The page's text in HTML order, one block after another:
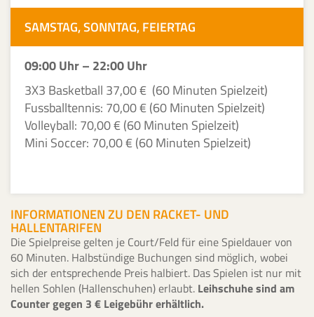
SAMSTAG, SONNTAG, FEIERTAG
09:00 Uhr – 22:00 Uhr
3X3 Basketball 37,00 € (60 Minuten Spielzeit)
Fussballtennis: 70,00 € (60 Minuten Spielzeit)
Volleyball: 70,00 € (60 Minuten Spielzeit)
Mini Soccer: 70,00 € (60 Minuten Spielzeit)
INFORMATIONEN ZU DEN RACKET- UND
HALLENTARIFEN
Die Spielpreise gelten je Court/Feld für eine Spieldauer von
60 Minuten. Halbstündige Buchungen sind möglich, wobei
sich der entsprechende Preis halbiert. Das Spielen ist nur mit
hellen Sohlen (Hallenschuhen) erlaubt. Leihschuhe sind am
Counter gegen 3 € Leigebühr erhältlich.